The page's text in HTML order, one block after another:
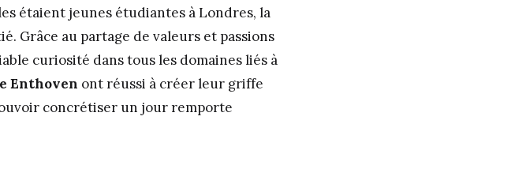
étaient jeunes étudiantes à Londres, la
Grâce au partage de valeurs et passions
curiosité dans tous les domaines liés à
Enthoven ont réussi à créer leur griffe
concrétiser un jour remporte